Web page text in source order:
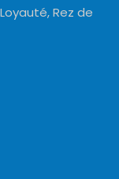
Rez de